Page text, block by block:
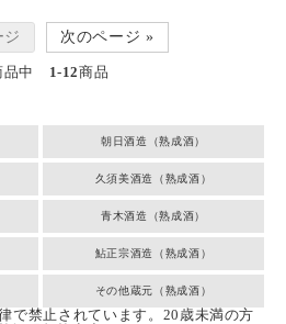
ジ 次のページ »
品中 1-12商品
朝日酒造（熟成酒）
久須美酒造（熟成酒）
青木酒造（熟成酒）
鮎正宗酒造（熟成酒）
その他蔵元（熟成酒）
で禁止されています。20歳未満の方